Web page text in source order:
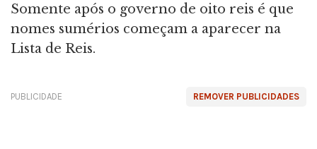
Somente após o governo de oito reis é que
nomes sumérios começam a aparecer na
Lista de Reis.
REMOVER PUBLICIDADES
PUBLICIDADE